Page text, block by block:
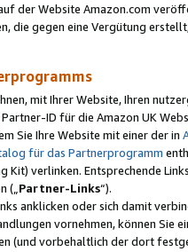
der Website Amazon.com
die gegen eine Vergütung
mit Ihrer Website, Ihren
ID für die Amazon UK
Sie Ihre Website mit einer der in
für das Partnerprogramm
Kit) verlinken. Entsprechende
(„ Partner-Links“).
anklicken oder sich damit
vornehmen, können Sie
(und vorbehaltlich der dort